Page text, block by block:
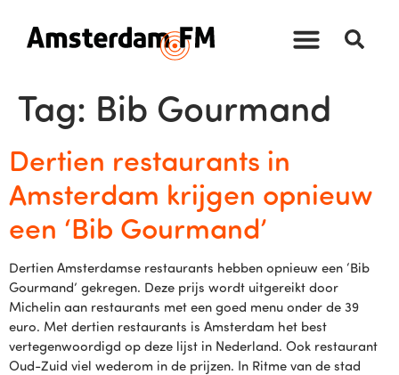
Tag: Bib Gourmand
Dertien restaurants in
Amsterdam krijgen opnieuw
een ‘Bib Gourmand’
Dertien Amsterdamse restaurants hebben opnieuw een ‘Bib
Gourmand’ gekregen. Deze prijs wordt uitgereikt door
Michelin aan restaurants met een goed menu onder de 39
euro. Met dertien restaurants is Amsterdam het best
vertegenwoordigd op deze lijst in Nederland. Ook restaurant
Oud-Zuid viel wederom in de prijzen. In Ritme van de stad